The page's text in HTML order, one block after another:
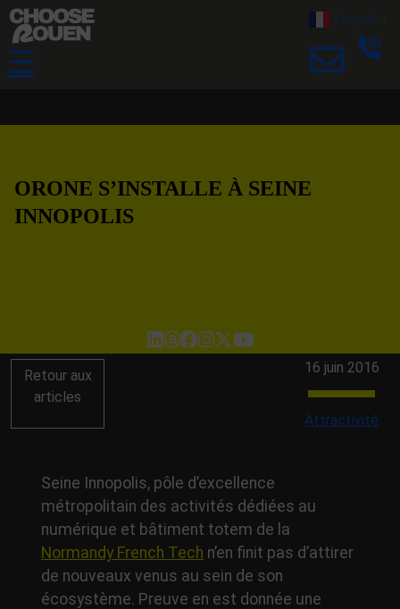
☰
French
ORONE S’INSTALLE À SEINE
INNOPOLIS
Retour aux
articles
16 juin 2016
Attractivité
Seine Innopolis, pôle d’excellence
métropolitain des activités dédiées au
numérique et bâtiment totem de la
Normandy French Tech n’en finit pas d’attirer
de nouveaux venus au sein de son
écosystème. Preuve en est donnée une